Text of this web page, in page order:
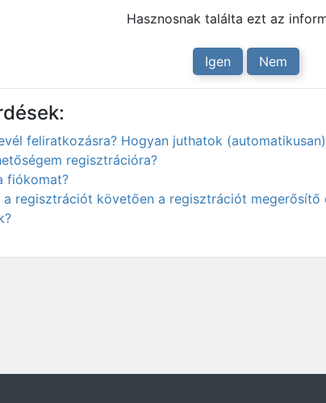
Hasznosnak találta ezt az
Igen Nem
feliratkozásra? Hogyan juthatok
regisztrációra?
fiókomat?
regisztrációt követően a regisztrációt megerősítő